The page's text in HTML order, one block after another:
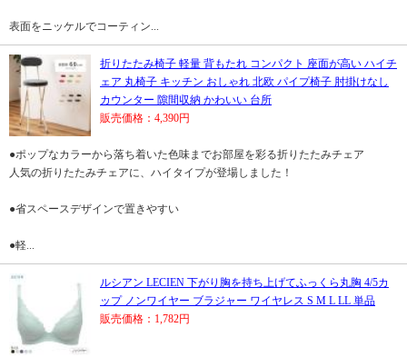
表面をニッケルでコーティン...
折りたたみ椅子 軽量 背もたれ コンパクト 座面が高い ハイチ
ェア 丸椅子 キッチン おしゃれ 北欧 パイプ椅子 肘掛けなし
カウンター 隙間収納 かわいい 台所
販売価格：4,390円
●ポップなカラーから落ち着いた色味までお部屋を彩る折りたたみチェア
人気の折りたたみチェアに、ハイタイプが登場しました！
●省スペースデザインで置きやすい
●軽...
ルシアン LECIEN 下がり胸を持ち上げてふっくら丸胸 4/5カ
ップ ノンワイヤー ブラジャー ワイヤレス S M L LL 単品
販売価格：1,782円